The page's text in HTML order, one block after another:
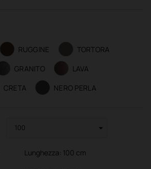
RUGGINE
TORTORA
GRANITO
LAVA
CRETA NERO PERLA
Lunghezza: 100 cm